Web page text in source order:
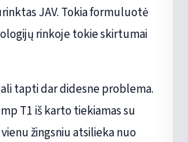
JAV. Tokia formuluotė
rinkoje tokie skirtumai
tapti dar didesne problema.
T1 iš karto tiekiamas su
žingsniu atsilieka nuo